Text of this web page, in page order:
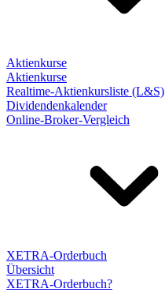
Aktienkurse
Aktienkurse
Realtime-Aktienkursliste (L&S)
Dividendenkalender
Online-Broker-Vergleich
XETRA-Orderbuch
Übersicht
XETRA-Orderbuch?